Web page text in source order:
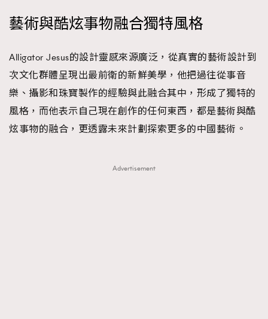
藝術與酷炫事物融合獨特風格
Alligator Jesus的設計靈感來源廣泛，從真實的藝術設計到
次文化群體呈現出最前衛的新鮮美學，他把過往從事音
樂、攝影和珠寶製作的經驗與此融合其中，形成了獨特的
風格，而他表示自己現在創作的任何東西，都是藝術與酷
炫事物的融合，更透露未來計劃探索更多的中國藝術。
Advertisement